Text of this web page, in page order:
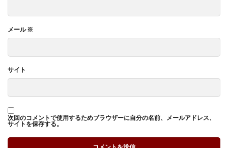
メール※
サイト
次回のコメントで使用するためブラウザーに自分の名前、メールアドレス、
サイトを保存する。